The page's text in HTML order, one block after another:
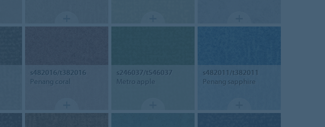
s482016/t382016
Penang coral
s246037/t546037
Metro apple
s482011/t382011
Penang sapphire